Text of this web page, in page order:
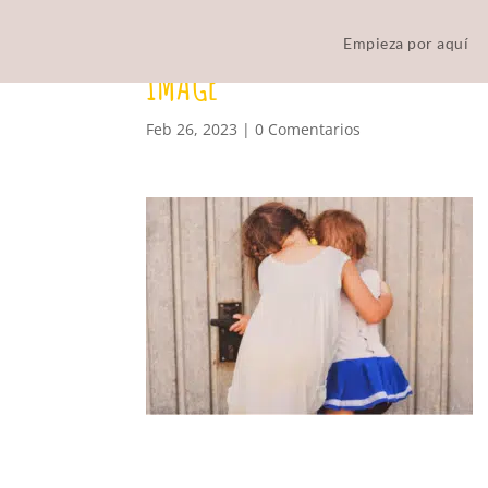
Empieza por aquí
IMAGE
Feb 26, 2023 |0 Comentarios